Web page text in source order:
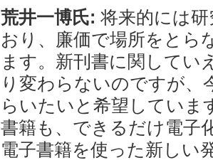
荒井一博氏: 将来的には
おり、廉価で場所をとら
ます。新刊書に関してい
り変わらないのですが、
らいたいと希望していま
書籍も、できるだけ電子
電子書籍を使った新しい